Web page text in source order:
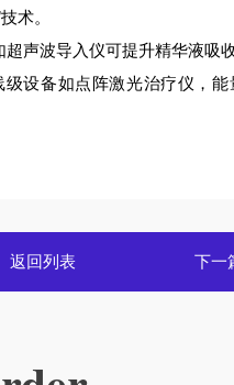
术。
声波导入仪可提升精华液吸收
设备如点阵激光治疗仪，能
返回列表 下一